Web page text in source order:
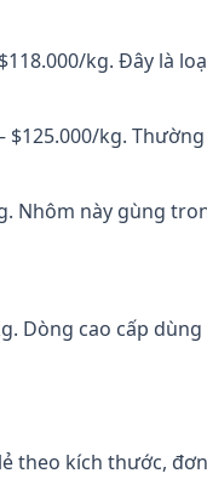
kg. Đây là
$125.000/kg.
Nhôm này gùng
Dòng cao cấp
theo kích thước,